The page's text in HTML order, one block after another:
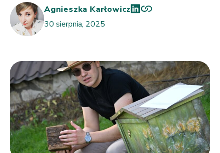
Agnieszka Karłowicz
30 sierpnia, 2025